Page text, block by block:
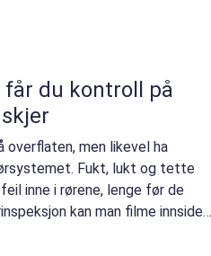
overflaten, men likevel ha
Fukt, lukt og tette
inne i rørene, lenge før de
kan man filme innsiden